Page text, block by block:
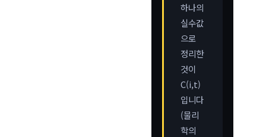
하나의
실수값
으로
정리한
것이
C(i,t)
입니다
(물리
학의